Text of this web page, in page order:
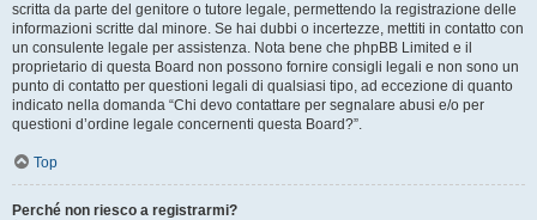
scritta da parte del genitore o tutore legale, permettendo la registrazione delle
informazioni scritte dal minore. Se hai dubbi o incertezze, mettiti in contatto con
un consulente legale per assistenza. Nota bene che phpBB Limited e il
proprietario di questa Board non possono fornire consigli legali e non sono un
punto di contatto per questioni legali di qualsiasi tipo, ad eccezione di quanto
indicato nella domanda “Chi devo contattare per segnalare abusi e/o per
questioni d’ordine legale concernenti questa Board?”.
Top
Perché non riesco a registrarmi?